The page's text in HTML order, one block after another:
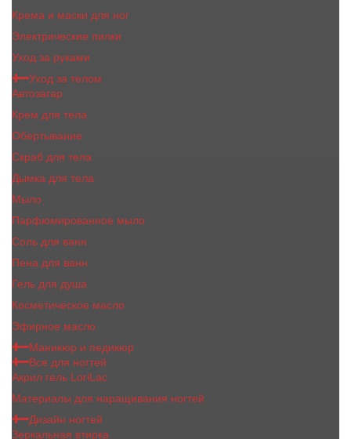
Крема и маски для ног
Электрические пилки
Уход за руками
Уход за телом
Автозагар
Крем для тела
Обертывание
Скраб для тела
Дымка для тела
Мыло
Парфюмированное мыло
Соль для ванн
Пена для ванн
Гель для душа
Косметическое масло
Эфирное масло
Маникюр и педикюр
Все для ногтей
Акрил гель LoriLac
Материалы для наращивания ногтей
Дизайн ногтей
Зеркальная втирка